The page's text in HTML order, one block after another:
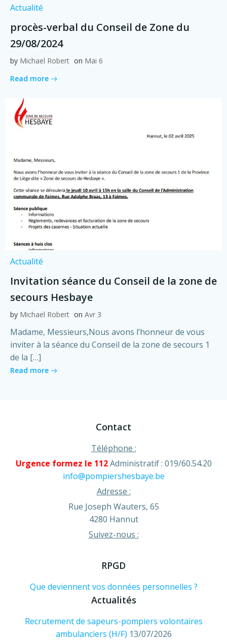
Actualité
procès-verbal du Conseil de Zone du
29/08/2024
by Michael Robert on Mai 6
Read more
Actualité
Invitation séance du Conseil de la zone de
secours Hesbaye
by Michael Robert on Avr 3
Madame, Messieurs,Nous avons l’honneur de vous
inviter à la séance du Conseil de la zone de secours 1
de la […]
Read more
Contact
Téléphone :
Urgence formez le 112Administratif : 019/60.54.20
info@pompiershesbaye.be
Adresse :
Rue Joseph Wauters, 65
4280 Hannut
Suivez-nous :
RPGD
Que deviennent vos données personnelles ?
Actualités
Recrutement de sapeurs-pompiers volontaires
ambulanciers (H/F) 13/07/2026